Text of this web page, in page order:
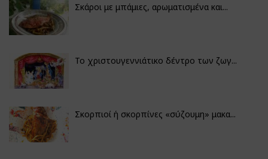
Σκάροι με μπάμιες, αρωματισμένα και...
Το χριστουγεννιάτικο δέντρο των ζωγ...
Σκορπιοί ή σκορπίνες «σύζουμη» μακα...